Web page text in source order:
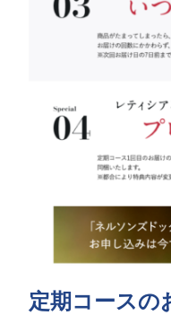
定期コースの